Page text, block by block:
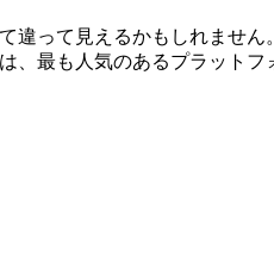
違って見えるかもしれませ
、最も人気のあるプラット